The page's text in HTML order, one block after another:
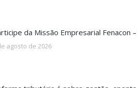
da Missão Empresarial Fenacon
agosto de 2026